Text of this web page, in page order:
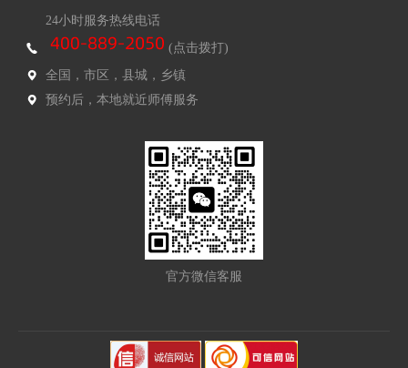
24小时服务热线电话
(点击拨打)
全国，市区，县城，乡镇
预约后，本地就近师傅服务
官方微信客服